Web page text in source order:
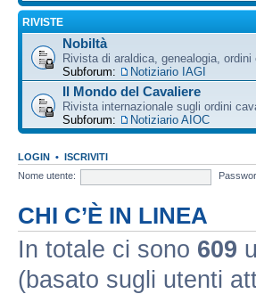
RIVISTE
Nobiltà
Rivista di araldica, genealogia, ordini
Subforum:
Notiziario IAGI
Il Mondo del Cavaliere
Rivista internazionale sugli ordini
Subforum:
Notiziario AIOC
LOGIN • ISCRIVITI
Nome utente:
CHI C’È IN LINEA
In totale ci sono 609
(basato sugli utenti